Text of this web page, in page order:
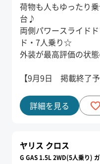
荷物も人もゆったり
台♪
両側パワースライド
ド・7人乗り☆
外装が最高評価の状
【9月9日 掲載終了予
詳細を見る
ヤリス クロス
G GAS 1.5L 2WD(5人乗り)